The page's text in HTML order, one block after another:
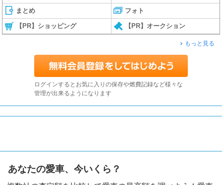
まとめ フォト
【PR】ショッピング 【PR】オークション
もっと見る
ログインするとお気に入りの保存や燃費記録など様々な
管理が出来るようになります
あなたの愛車、今いくら？